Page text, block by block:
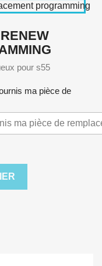
pour s55
ma pièce de